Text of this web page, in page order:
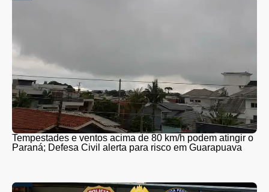
Tempestades e ventos acima de 80 km/h podem atingir o
Paraná; Defesa Civil alerta para risco em Guarapuava